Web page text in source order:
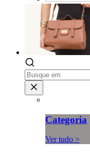
Categoria
Ver tudo >